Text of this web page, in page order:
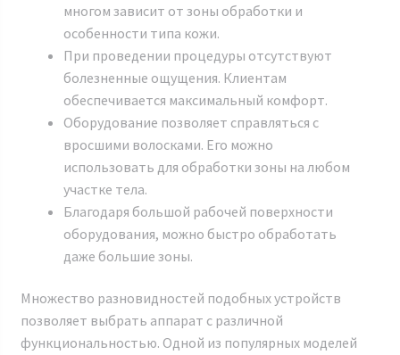
многом зависит от зоны обработки и
особенности типа кожи.
При проведении процедуры отсутствуют
болезненные ощущения. Клиентам
обеспечивается максимальный комфорт.
Оборудование позволяет справляться с
вросшими волосками. Его можно
использовать для обработки зоны на любом
участке тела.
Благодаря большой рабочей поверхности
оборудования, можно быстро обработать
даже большие зоны.
Множество разновидностей подобных устройств
позволяет выбрать аппарат с различной
функциональностью. Одной из популярных моделей